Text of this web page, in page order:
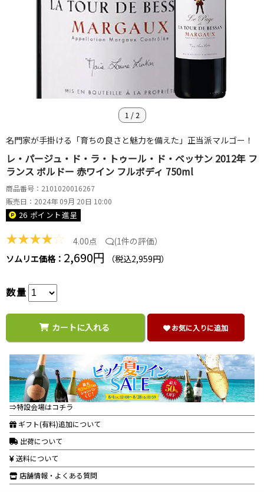
1 / 2
名門家が手掛ける「育ちの良さと魅力を備えた」正当派マルゴー！
レ・パージュ・ド・ラ・トゥール・ド・ベッサン 2012年 フ
ランス ボルドー 赤ワイン フルボディ 750ml
商品番号：2101020016267
販売日：2024年 09月 20日 10:00
26 ポイント進呈
★★★★☆ 4.00点 (1件の評価）
ソムリエ価格： 2,690円 （税込2,959円）
数量
カートに入れる お気に入りに追加
⇒特設会場はコチラ
ギフト(有料)追加について
出荷について
送料について
店舗情報・よくある質問